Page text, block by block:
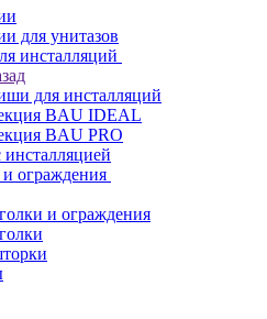
для унитазов
инсталляций
для инсталляций
BAU IDEAL
BAU PRO
ограждения
и ограждения